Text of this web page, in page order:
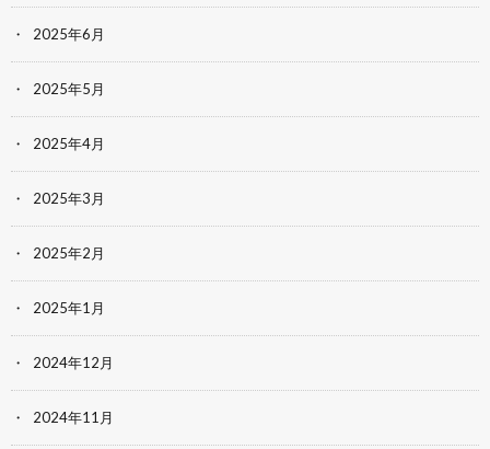
2025年6月
2025年5月
2025年4月
2025年3月
2025年2月
2025年1月
2024年12月
2024年11月